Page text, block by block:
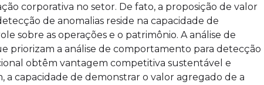
corporativa no setor. De fato, a proposição de valor
de anomalias reside na capacidade de
sobre as operações e o patrimônio. A análise de
priorizam a análise de comportamento para detecção
obtêm vantagem competitiva sustentável e
a capacidade de demonstrar o valor agregado de a